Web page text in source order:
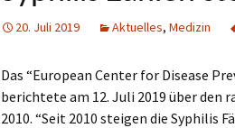
20. Juli 2019 Aktuelles, Medizin
Das “European Center for Disease
berichtete am 12. Juli 2019 über den
2010. “Seit 2010 steigen die